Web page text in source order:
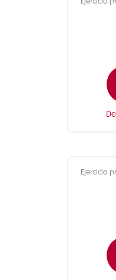
Ejercicio
Ejercicio